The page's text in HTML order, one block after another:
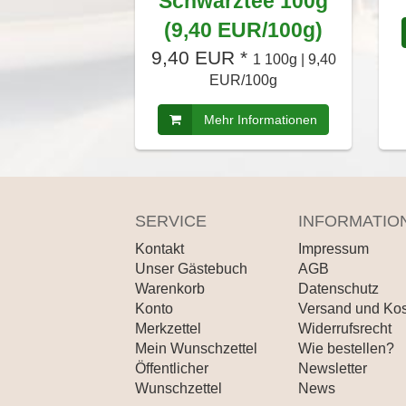
(9,40 EUR/100g)
9,40 EUR * 1 100g | 9,40
EUR/100g
Mehr Informationen
SERVICE
Kontakt
Unser Gästebuch
Warenkorb
Konto
Merkzettel
Mein Wunschzettel
Öffentlicher
Wunschzettel
Impressum
AGB
Datenschutz
Versand und
Widerrufsrecht
Wie bestellen?
Newsletter
News